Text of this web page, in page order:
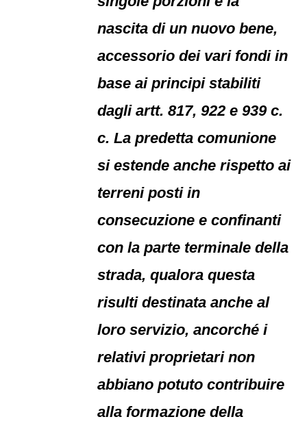
nascita di un nuovo bene,
accessorio dei vari fondi in
base ai principi stabiliti
dagli artt. 817, 922 e 939 c.
c. La predetta comunione
si estende anche rispetto ai
terreni posti in
consecuzione e confinanti
con la parte terminale della
strada, qualora questa
risulti destinata anche al
loro servizio, ancorché i
relativi proprietari non
abbiano potuto contribuire
alla formazione della